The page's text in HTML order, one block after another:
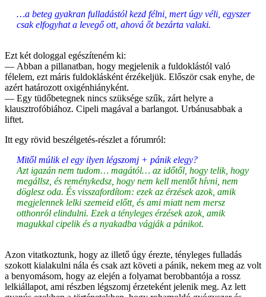
…a beteg gyakran fulladástól kezd félni, mert úgy véli, egyszer
csak elfogyhat a levegő ott, ahová őt bezárta valaki.
Ezt két dologgal egészíteném ki:
— Abban a pillanatban, hogy megjelenik a fuldoklástól való
félelem, ezt máris fuldoklásként érzékeljük. Először csak enyhe, de
azért határozott oxigénhiányként.
— Egy tüdőbetegnek nincs szüksége szűk, zárt helyre a
klausztrofóbiához. Cipeli magával a barlangot. Urbánusabbak a
liftet.
Itt egy rövid beszélgetés-részlet a fórumról:
Mitől múlik el egy ilyen légszomj + pánik elegy?
Azt igazán nem tudom… magától… az időtől, hogy telik, hogy
megállsz, és reménykedsz, hogy nem kell mentőt hívni, nem
döglesz oda. És visszafordítom: ezek az érzések azok, amik
megjelennek lelki szemeid előtt, és ami miatt nem mersz
otthonról elindulni. Ezek a tényleges érzések azok, amik
magukkal cipelik és a nyakadba vágják a pánikot.
Azon vitatkoztunk, hogy az illető úgy érezte, tényleges fulladás
szokott kialakulni nála és csak azt követi a pánik, nekem meg az volt
a benyomásom, hogy az elején a folyamat berobbantója a rossz
lelkiállapot, ami részben légszomj érzeteként jelenik meg. Az lett